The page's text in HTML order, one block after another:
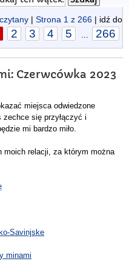
| Strona 1 z 266 | idź do
2 3 4 5 266
Czerwcówka 2023
miejsca odwiedzone
się przyłączyć i
mi bardzo miło.
relacji, za którym można
Savinjske
minami